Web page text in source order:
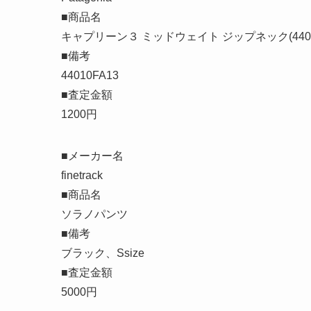
■商品名
キャプリーン３ ミッドウェイト ジップネック
■備考
44010FA13
■査定金額
1200円
■メーカー名
finetrack
■商品名
ソラノパンツ
■備考
ブラック、Ssize
■査定金額
5000円